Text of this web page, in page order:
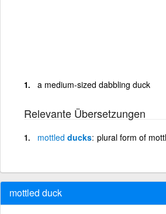
a medium-sized dabbling duck
Relevante Übersetzungen
mottled ducks plural form of
mottled duck